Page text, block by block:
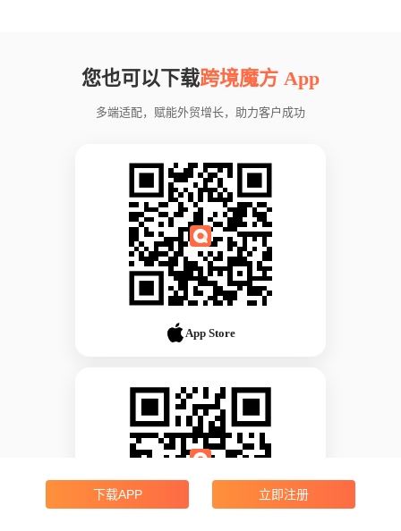
您也可以下载跨境魔方 App
多端适配，赋能外贸增长，助力客户成功
App Store
下载APP 立即注册